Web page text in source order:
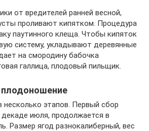
от вредителей ранней весной,
проливают кипятком. Процедура
паутинного клеща. Чтобы кипяток
систему, укладывают деревянные
на смородину бабочка
галлица, плодовый пильщик.
этапов. Первый сбор
июля, продолжается в
Размер ягод разнокалиберный, вес